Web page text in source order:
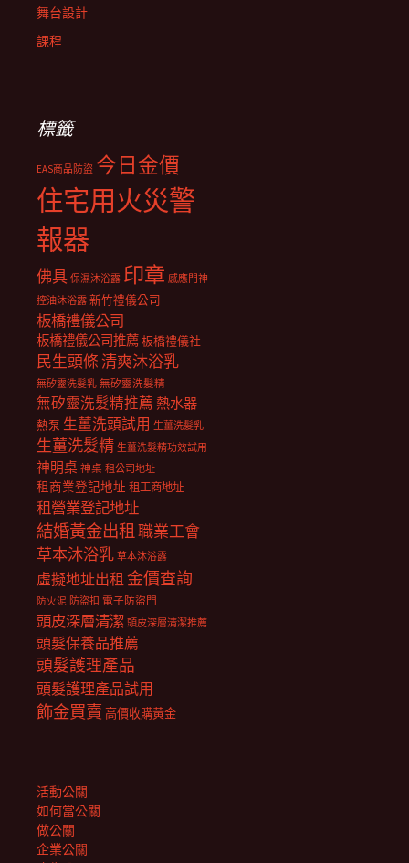
舞台設計
課程
標籤
EAS商品防盜 今日金價
住宅用火災警
報器
佛具 保濕沐浴露 印章 感應門神
控油沐浴露 新竹禮儀公司
板橋禮儀公司
板橋禮儀公司推薦板橋禮儀社
民生頭條清爽沐浴乳
無矽靈洗髮乳 無矽靈洗髮精
無矽靈洗髮精推薦 熱水器
熱泵 生薑洗頭試用 生薑洗髮乳
生薑洗髮精 生薑洗髮精功效試用
神明桌 神桌 租公司地址
租商業登記地址 租工商地址
租營業登記地址
結婚黃金出租職業工會
草本沐浴乳 草本沐浴露
虛擬地址出租 金價查詢
防火泥 防盜扣 電子防盜門
頭皮深層清潔 頭皮深層清潔推薦
頭髮保養品推薦
頭髮護理產品
頭髮護理產品試用
飾金買賣 高價收購黃金
活動公關
如何當公關
做公關
企業公關